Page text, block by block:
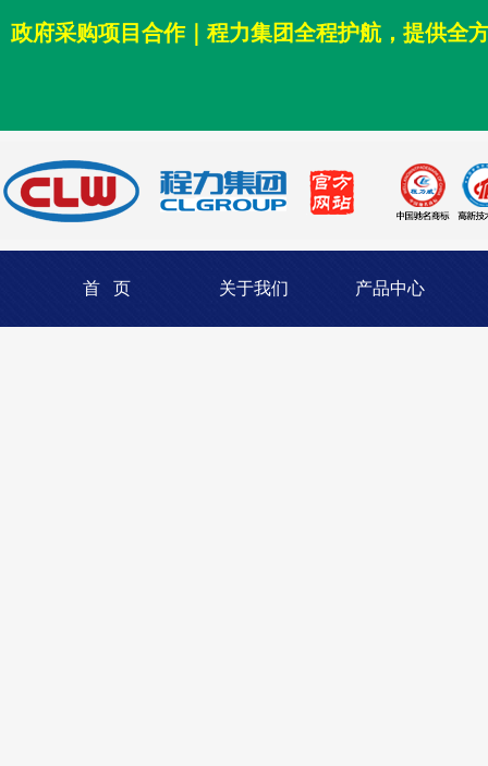
政府采购项目合作｜程力集团全程护航，提供全
首 页 关于我们 产品中心